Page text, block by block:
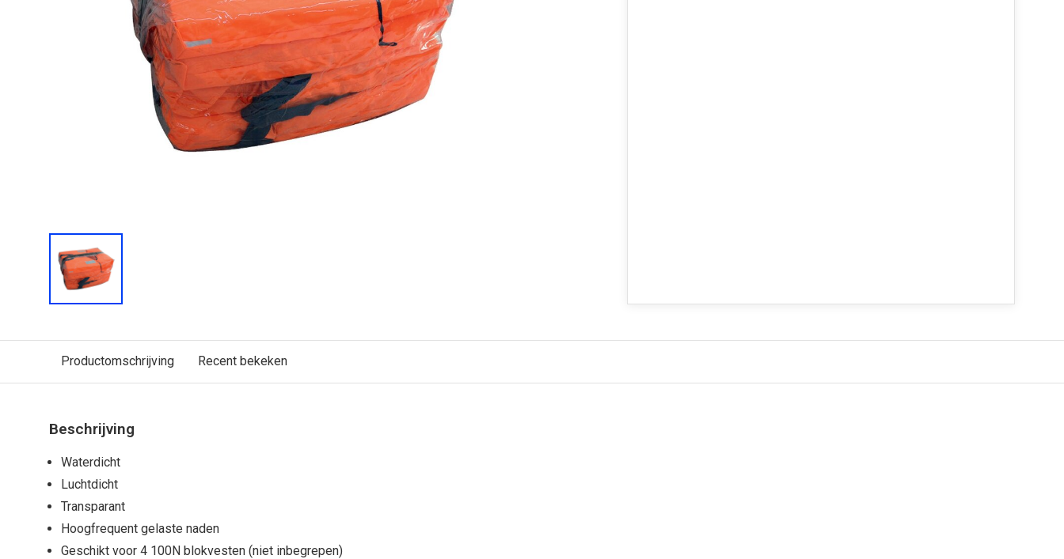
Productomschrijving Recent bekeken
Beschrijving
Waterdicht
Luchtdicht
Transparant
Hoogfrequent gelaste naden
Geschikt voor 4 100N blokvesten (niet inbegrepen)